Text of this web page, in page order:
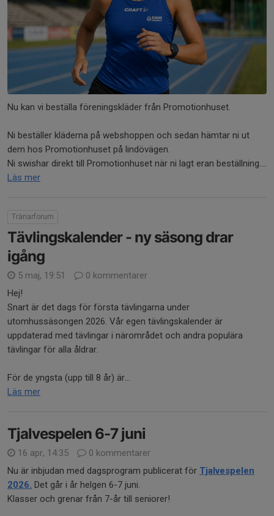
Nu kan vi beställa föreningskläder från Promotionhuset.
Ni beställer kläderna på webshoppen och sedan hämtar ni ut
dem hos Promotionhuset på lindövägen.
Ni swishar direkt till Promotionhuset när ni lagt eran beställning....
Läs mer
Tränarforum
Tävlingskalender - ny säsong drar
igång
5 maj, 19:51
0 kommentarer
Hej!
Snart är det dags för första tävlingarna under
utomhussäsongen 2026. Vår egen tävlingskalender är
uppdaterad med tävlingar i närområdet och andra populära
tävlingar för alla åldrar.
För de yngsta (upp till 8 år) är...
Läs mer
Tjalvespelen 6-7 juni
16 apr, 14:35
0 kommentarer
Nu är inbjudan med dagsprogram publicerat för Tjalvespelen
2026. Det går i år helgen 6-7 juni.
Klasser och grenar från 7-år till seniorer!